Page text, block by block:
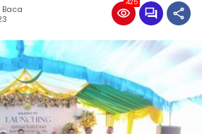
Baca
425